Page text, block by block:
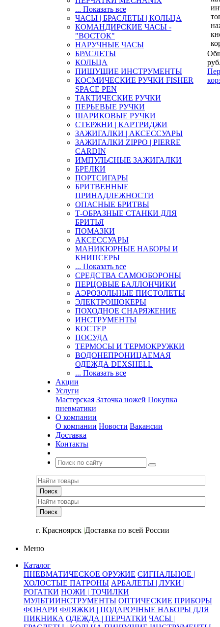
... Показать все
ЧАСЫ | БРАСЛЕТЫ | КОЛЬЦА
КОМАНДИРСКИЕ ЧАСЫ -
"ВОСТОК"
НАРУЧНЫЕ ЧАСЫ
БРАСЛЕТЫ
КОЛЬЦА
ПИШУЩИЕ ИНСТРУМЕНТЫ
КОСМИЧЕСКИЕ РУЧКИ FISHER
SPACE PEN
ТАКТИЧЕСКИЕ РУЧКИ
ПЕРЬЕВЫЕ РУЧКИ
ШАРИКОВЫЕ РУЧКИ
СТЕРЖНИ | КАРТРИДЖИ
ЗАЖИГАЛКИ | АКСЕССУАРЫ
ЗАЖИГАЛКИ ZIPPO | PIERRE
CARDIN
ИМПУЛЬСНЫЕ ЗАЖИГАЛКИ
БРЕЛКИ
ПОРТСИГАРЫ
БРИТВЕННЫЕ
ПРИНАДЛЕЖНОСТИ
ОПАСНЫЕ БРИТВЫ
Т-ОБРАЗНЫЕ СТАНКИ ДЛЯ
БРИТЬЯ
ПОМАЗКИ
АКСЕССУАРЫ
МАНИКЮРНЫЕ НАБОРЫ И
КНИПСЕРЫ
... Показать все
СРЕДСТВА САМООБОРОНЫ
ПЕРЦОВЫЕ БАЛЛОНЧИКИ
АЭРОЗОЛЬНЫЕ ПИСТОЛЕТЫ
ЭЛЕКТРОШОКЕРЫ
ПОХОДНОЕ СНАРЯЖЕНИЕ
ИНСТРУМЕНТЫ
КОСТЕР
ПОСУДА
ТЕРМОСЫ И ТЕРМОКРУЖКИ
ВОДОНЕПРОНИЦАЕМАЯ
ОДЕЖДА DEXSHELL
... Показать все
Акции
Услуги
Мастерская Заточка ножей Покупка
пневматики
О компании
О компании Новости Вакансии
Доставка
Контакты
г. Красноярск |Доставка по всей России
Меню
Каталог
ПНЕВМАТИЧЕСКОЕ ОРУЖИЕ СИГНАЛЬНОЕ |
ХОЛОСТЫЕ ПАТРОНЫ АРБАЛЕТЫ | ЛУКИ |
РОГАТКИ НОЖИ | ТОЧИЛКИ
МУЛЬТИИНСТРУМЕНТЫ ОПТИЧЕСКИЕ ПРИБОРЫ
ФОНАРИ ФЛЯЖКИ | ПОДАРОЧНЫЕ НАБОРЫ ДЛЯ
ПИКНИКА ОДЕЖДА | ПЕРЧАТКИ ЧАСЫ |